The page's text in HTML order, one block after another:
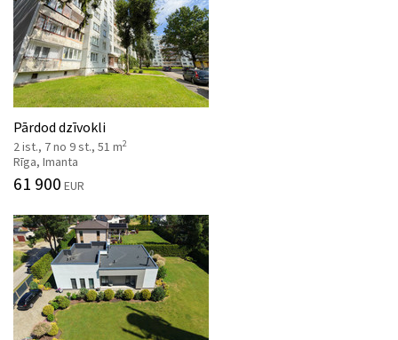
Pārdod dzīvokli
2 ist., 7 no 9 st., 51 m2
Rīga, Imanta
61 900 EUR